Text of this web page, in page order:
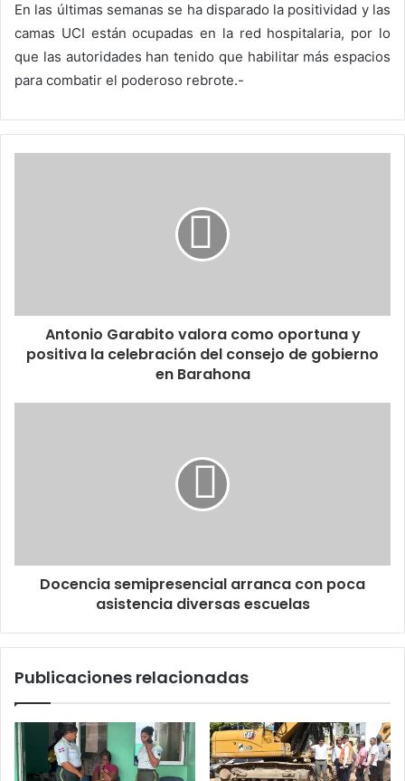
En las últimas semanas se ha disparado la positividad y las
camas UCI están ocupadas en la red hospitalaria, por lo
que las autoridades han tenido que habilitar más espacios
para combatir el poderoso rebrote.-
Antonio Garabito valora como oportuna y
positiva la celebración del consejo de gobierno
en Barahona
Docencia semipresencial arranca con poca
asistencia diversas escuelas
Publicaciones relacionadas